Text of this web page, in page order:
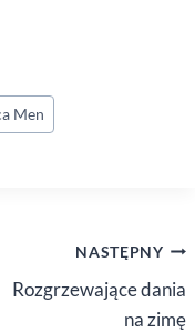
Men
NASTĘPNY
Rozgrzewające dania
na zimę